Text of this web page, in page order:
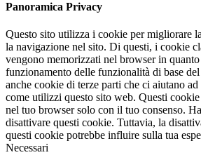
Panoramica Privacy
Questo sito utilizza i cookie per migliorare
la navigazione nel sito. Di questi, i cookie
vengono memorizzati nel browser in
funzionamento delle funzionalità di base
anche cookie di terze parti che ci aiutano ad
come utilizzi questo sito web. Questi
nel tuo browser solo con il tuo consenso.
disattivare questi cookie. Tuttavia, la
questi cookie potrebbe influire sulla tua
Necessari